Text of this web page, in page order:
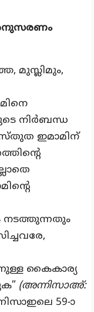
മുസ്ലിമും,
നിർബന്ധ
ഇമാമിന്
നടത്തുന്നതും
കൈകാര്യ
(അന്നിസാഅ്‌:
59-ാ